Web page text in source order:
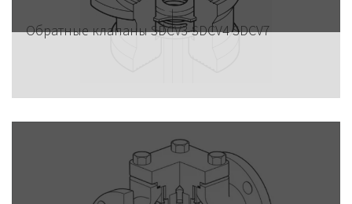
Обратные клапаны SDCV3 SDCV4 SDCV7